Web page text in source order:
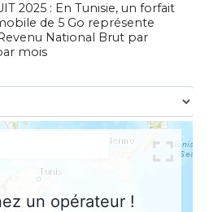
2025 : En Tunisie, un forfait
de 5 Go représente
National Brut par
mois